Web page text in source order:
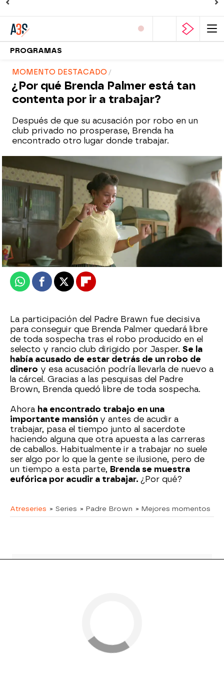
PROGRAMAS
MOMENTO DESTACADO
¿Por qué Brenda Palmer está tan
contenta por ir a trabajar?
Después de que su acusación por robo en un
club privado no prosperase, Brenda ha
encontrado otro lugar donde trabajar.
atreseries
Publicado: 21 de agosto de 2025, 15:30
WhatsappFacebook
X Flipboard
La participación del Padre Brawn fue decisiva
para conseguir que Brenda Palmer quedará libre
de toda sospecha tras el robo producido en el
selecto y rancio club dirigido por Jasper. Se la
había acusado de estar detrás de un robo de
dinero y esa acusación podría llevarla de nuevo a
la cárcel. Gracias a las pesquisas del Padre
Brown, Brenda quedó libre de toda sospecha.
Ahora ha encontrado trabajo en una
importante mansión y antes de acudir a
trabajar, pasa el tiempo junto al sacerdote
haciendo alguna que otra apuesta a las carreras
de caballos. Habitualmente ir a trabajar no suele
ser algo por lo que la gente se ilusione, pero de
un tiempo a esta parte, Brenda se muestra
eufórica por acudir a trabajar. ¿Por qué?
Atreseries » Series » Padre Brown » Mejores momentos